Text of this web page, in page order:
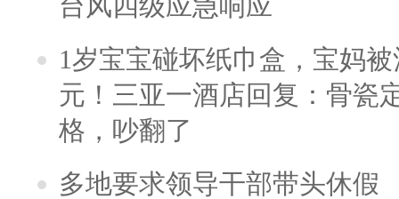
1岁宝宝碰坏纸巾盒，宝妈
元！三亚一酒店回复：骨瓷
格，吵翻了
多地要求领导干部带头休假